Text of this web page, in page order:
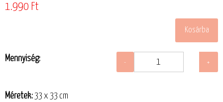
1.990 Ft
Mennyiség:
Méretek:33 x 33 cm